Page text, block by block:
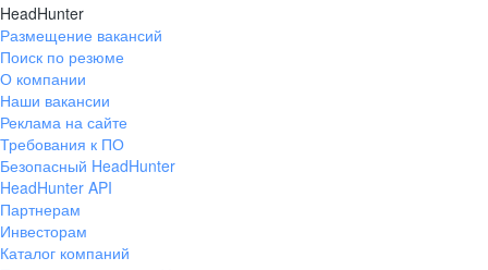
HeadHunter
Размещение вакансий
Поиск по резюме
О компании
Наши вакансии
Реклама на сайте
Требования к ПО
Безопасный HeadHunter
HeadHunter API
Партнерам
Инвесторам
Каталог компаний